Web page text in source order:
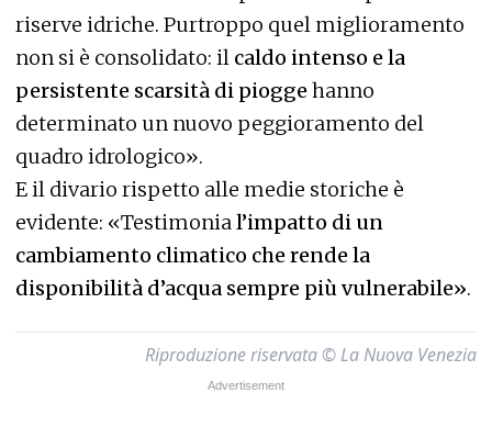
riserve idriche. Purtroppo quel miglioramento
non si è consolidato: il caldo intenso e la
persistente scarsità di piogge hanno
determinato un nuovo peggioramento del
quadro idrologico».
E il divario rispetto alle medie storiche è
evidente: «Testimonial’impatto di un
cambiamento climatico che rende la
disponibilità d’acqua sempre più vulnerabile».
Riproduzione riservata © La Nuova Venezia